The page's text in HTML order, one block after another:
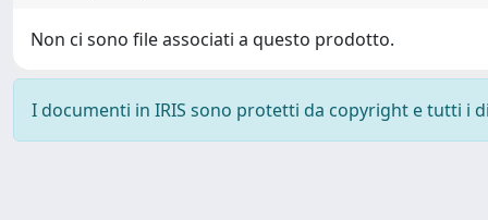
Non ci sono file associati a questo prodotto.
I documenti in IRIS sono protetti da copyright e tutti i